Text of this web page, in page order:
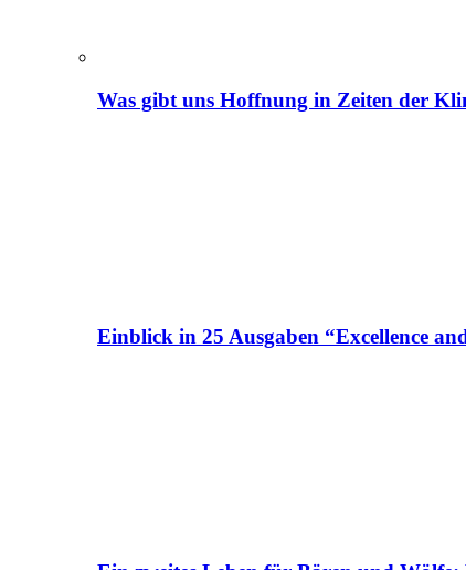
Was gibt uns Hoffnung in Zeiten der
Einblick in 25 Ausgaben “Excellence